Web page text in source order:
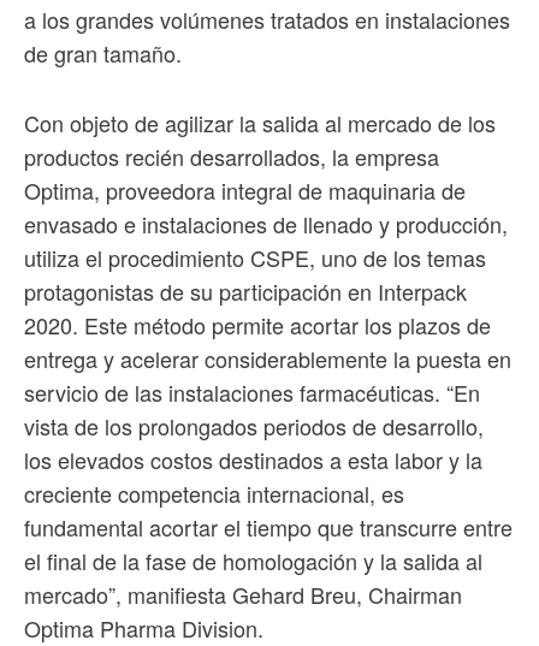
a los grandes volúmenes tratados en instalaciones
de gran tamaño.
Con objeto de agilizar la salida al mercado de los
productos recién desarrollados, la empresa
Optima, proveedora integral de maquinaria de
envasado e instalaciones de llenado y producción,
utiliza el procedimiento CSPE, uno de los temas
protagonistas de su participación en Interpack
2020. Este método permite acortar los plazos de
entrega y acelerar considerablemente la puesta en
servicio de las instalaciones farmacéuticas. “En
vista de los prolongados periodos de desarrollo,
los elevados costos destinados a esta labor y la
creciente competencia internacional, es
fundamental acortar el tiempo que transcurre entre
el final de la fase de homologación y la salida al
mercado”, manifiesta Gehard Breu, Chairman
Optima Pharma Division.